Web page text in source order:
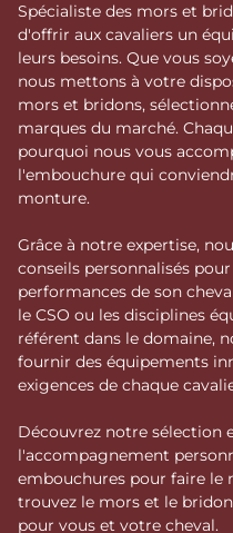
Le Modèle :
la stabilité
Lemodèle de morsest
anneaux ou de ses
l'embouchure et la
modèles à anneaux fixes,
mors Verdun
mors à aiguilles
maximise
disciplines nécessitant
mors techniques tels que
offrent des options de
d'attache des rênes.
L’Alliage :
matériaux
La composition du mors
l'acceptation par le cheval.
pour sa neutralité et sa
d'alliages cuivreux comme
fréquente pour favoriser la
Spécialiste des mors et
d'offrir aux cavaliers un
leurs besoins. Que vous
nous mettons à votre
mors et bridons,
marques du marché.
pourquoi nous vous
l'embouchure qui
monture.
Grâce à notre expertise,
conseils personnalisés
performances de son
le CSO ou les disciplines
référent dans le domaine,
fournir des équipements
exigences de chaque
Découvrez notre sélection
l'accompagnement
embouchures pour faire le
trouvez le mors et le
pour vous et votre cheval.